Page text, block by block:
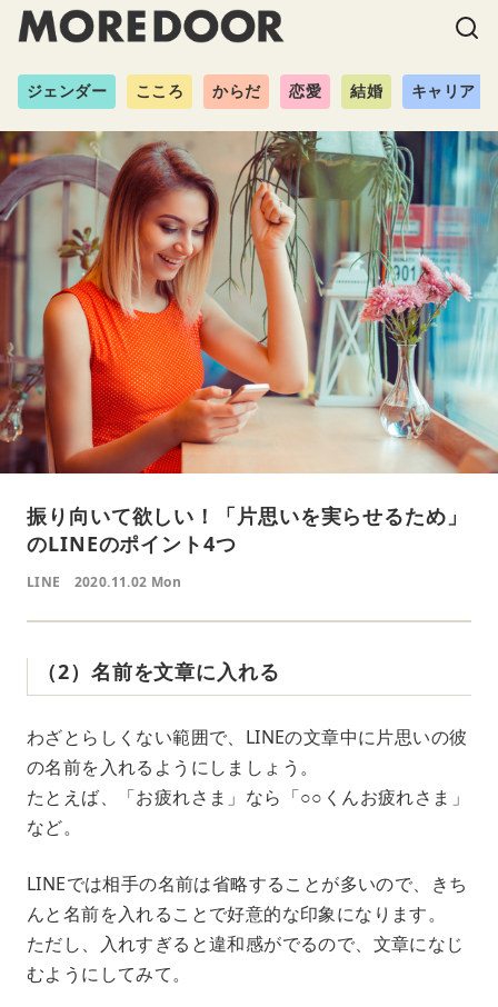
ジェンダー こころ からだ 恋愛 結婚 キャリア
振り向いて欲しい！「片思いを実らせるため」
のLINEのポイント4つ
LINE 2020.11.02 Mon
（2）名前を文章に入れる
わざとらしくない範囲で、LINEの文章中に片思いの彼
の名前を入れるようにしましょう。
たとえば、「お疲れさま」なら「○○くんお疲れさま」
など。
LINEでは相手の名前は省略することが多いので、きち
んと名前を入れることで好意的な印象になります。
ただし、入れすぎると違和感がでるので、文章になじ
むようにしてみて。